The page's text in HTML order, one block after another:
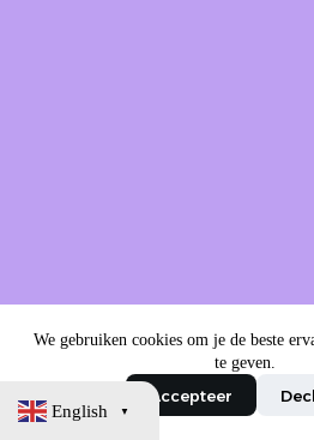
We gebruiken cookies om je de beste
te geven.
Accepteer
English ▼